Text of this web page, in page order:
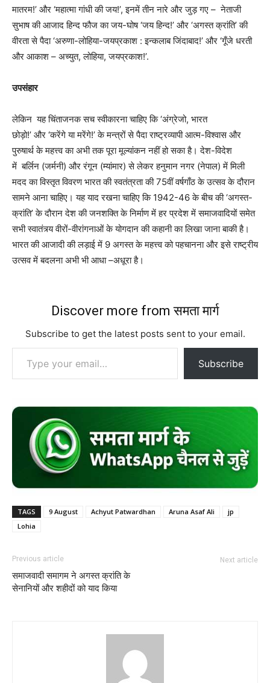
मातरम!’ और ‘महात्मा गांधी की जय!’, इनमें तीन नारे और जुड़ गए – नेताजी
सुभाष की आजाद हिन्द फौज का जय-घोष ‘जय हिन्द!’ और ‘अगस्त क्रांति’ की
वीरता से पैदा ‘अरुणा-लोहिया-जयप्रकाश : इन्कलाब जिंदाबाद!’ और ‘गूँजे धरती
और आकाश – अच्युत, लोहिया, जयप्रकाश!’.
उपसंहार
लेकिन यह चिंताजनक सच स्वीकारना चाहिए कि ‘अंग्रेजो, भारत
छोड़ो!’ और ‘करेंगे या मरेंगे!’ के मन्त्रों से पैदा राष्ट्रव्यापी आत्म-विश्वास और
पुरुषार्थ के महत्त्व का अभी तक पूरा मूल्यांकन नहीं हो सका है। देश-विदेश
में बर्लिन (जर्मनी) और रंगून (म्यांमार) से लेकर हनुमान नगर (नेपाल) में मिली
मदद का विस्तृत विवरण भारत की स्वतंत्रता की 75वीं वर्षगाँठ के उत्सव के दौरान
सामने आना चाहिए। यह याद रखना चाहिए कि 1942-46 के बीच की ‘अगस्त-
क्रांति’ के दौरान देश की जनशक्ति के निर्माण में हर प्रदेश में समाजवादियों समेत
सभी स्वातंत्र्य वीरों-वीरांगनाओं के योगदान की कहानी का लिखा जाना बाकी है।
भारत की आजादी की लड़ाई में 9 अगस्त के महत्त्व को पहचानना और इसे राष्ट्रीय
उत्सव में बदलना अभी भी आधा –अधूरा है।
Discover more from समता मार्ग
Subscribe to get the latest posts sent to your email.
Type your email…
Subscribe
TAGS 9 August Achyut Patwardhan Aruna Asaf Ali
jp
Lohia
Previous article
समाजवादी समागम ने अगस्त क्रांति के
सेनानियों और शहीदों को याद किया
Next article